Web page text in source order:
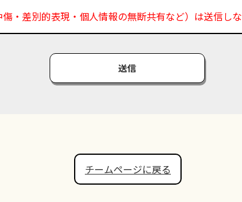
・差別的表現・個人情報の無断共有など）は送信しな
送信
チームページに戻る